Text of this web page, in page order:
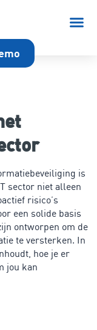
is
sector niet alleen
risico’s
een solide basis
ontworpen om de
te versterken. In
hoe je er
jou kan